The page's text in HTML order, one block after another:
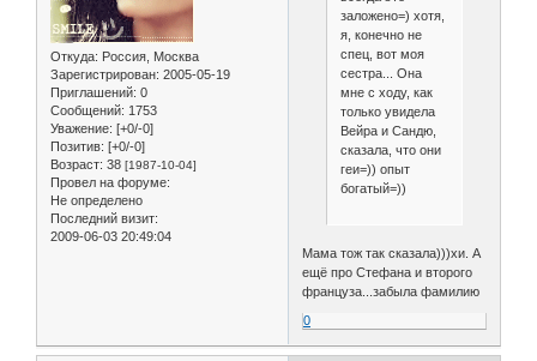
Откуда: Россия, Москва
Зарегистрирован: 2005-05-19
Приглашений: 0
Сообщений: 1753
Уважение: [+0/-0]
Позитив: [+0/-0]
Возраст: 38 [1987-10-04]
Провел на форуме:
Не определено
Последний визит:
2009-06-03 20:49:04
заложено=) хотя,
я, конечно не
спец, вот моя
сестра... Она
мне с ходу, как
только увидела
Вейра и Сандю,
сказала, что они
геи=)) опыт
богатый=))
Мама тож так сказала)))хи. А
ещё про Стефана и второго
француза...забыла фамилию
0